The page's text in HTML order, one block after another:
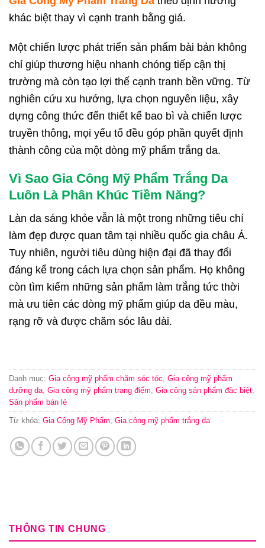
khác biệt thay vì cạnh tranh bằng giá.
Một chiến lược phát triển sản phẩm bài bản không
chỉ giúp thương hiệu nhanh chóng tiếp cận thị
trường mà còn tạo lợi thế cạnh tranh bền vững. Từ
nghiên cứu xu hướng, lựa chọn nguyên liệu, xây
dựng công thức đến thiết kế bao bì và chiến lược
truyền thông, mọi yếu tố đều góp phần quyết định
thành công của một dòng mỹ phẩm trắng da.
Vì Sao Gia Công Mỹ Phẩm Trắng Da
Luôn Là Phân Khúc Tiềm Năng?
Làn da sáng khỏe vẫn là một trong những tiêu chí
làm đẹp được quan tâm tại nhiều quốc gia châu Á.
Tuy nhiên, người tiêu dùng hiện đại đã thay đổi
đáng kể trong cách lựa chọn sản phẩm. Họ không
còn tìm kiếm những sản phẩm làm trắng tức thời
mà ưu tiên các dòng mỹ phẩm giúp da đều màu,
rạng rỡ và được chăm sóc lâu dài.
Danh mục: Gia công mỹ phẩm chăm sóc tóc Gia công mỹ phẩm
dưỡng da Gia công mỹ phẩm trang điểm Gia công sản phẩm đặc biệt
Sản phẩm bán lẻ
Từ khóa: Gia Công Mỹ Phẩm Gia công mỹ phẩm trắng da
THÔNG TIN CHUNG